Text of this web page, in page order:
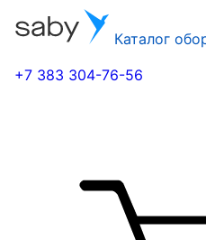
Каталог
+7 383 304-76-56